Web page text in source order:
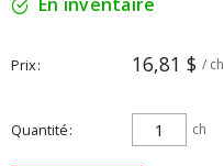
Prix 16,81 $ / ch
Quantité ch